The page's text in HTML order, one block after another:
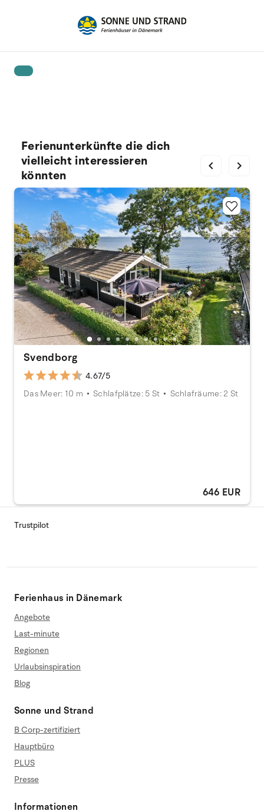
Ferienunterkünfte die dich
vielleicht interessieren
könnten
Svendborg
4.67/5
Das Meer: 10 m
Schlafplätze: 5 St Schlafräume: 2 St
646 EUR
chevron_left chevron_right
Trustpilot
Ferienhaus in Dänemark
Angebote
Last-minute
Regionen
Urlaubsinspiration
Blog
Sonne und Strand
B Corp-zertifiziert
Hauptbüro
PLUS
Presse
Informationen